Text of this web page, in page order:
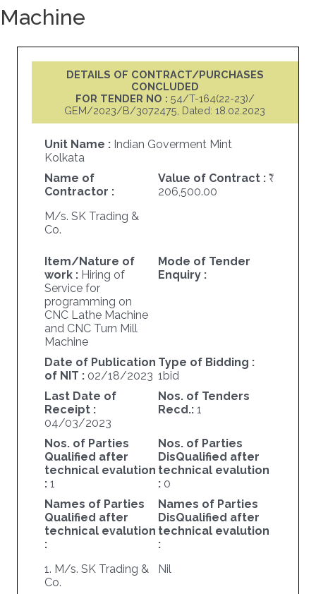
Machine
DETAILS OF CONTRACT/PURCHASES
CONCLUDED
FOR TENDER NO : 54/T-164(22-23)/
GEM/2023/B/3072475, Dated: 18.02.2023
Unit Name : Indian Goverment Mint
Kolkata
Name of
Contractor :
M/s. SK Trading &
Co.
Value of Contract :
206,500.00
Item/Nature of
work : Hiring of
Service for
programming on
CNC Lathe Machine
and CNC Turn Mill
Machine
Mode of Tender
Enquiry :
Date of Publication
of NIT : 02/18/2023
Type of Bidding :
1bid
Last Date of
Receipt :
04/03/2023
Nos. of Tenders
Recd.: 1
Nos. of Parties
Qualified after
technical evalution
: 1
Nos. of Parties
DisQualified after
technical evalution
: 0
Names of Parties
Qualified after
technical evalution
:
1. M/s. SK Trading &
Co.
Names of Parties
DisQualified after
technical evalution
:
Nil